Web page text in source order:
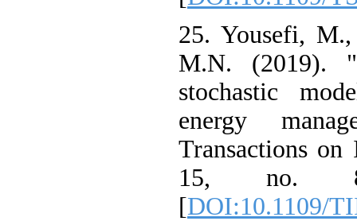
25. Yousefi,
M.N.
stochastic
energy
Transactions
15, no.
[DOI:10.1109/